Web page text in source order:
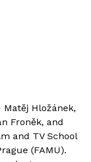
Hložánek,
Froněk, and
and TV School
(FAMU).